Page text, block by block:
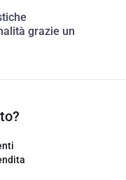
grazie un